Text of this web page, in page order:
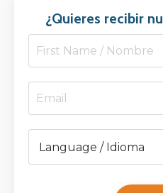
¿Quieres recibir